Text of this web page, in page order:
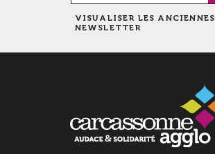
VISUALISER LES ANCIENNES
NEWSLETTER